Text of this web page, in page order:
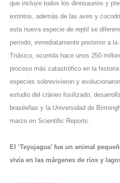
que incluye todos los dinosaurios y
extintos, además de las aves y
esta nueva especie de reptil se
período, inmediatamente posterior a
Triásico, ocurrida hace unos 250
proceso más catastrófico en la
especies sobrevivieron y
estudio del cráneo fosilizado,
brasileñas y la Universidad de
marzo en Scientific Reports.
El ‘Teyujagua’ fue un animal
vivía en las márgenes de ríos y